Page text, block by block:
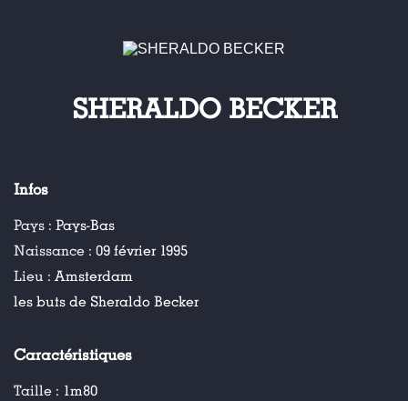
SHERALDO BECKER
Infos
Pays : Pays-Bas
Naissance : 09 février 1995
Lieu : Amsterdam
les buts de Sheraldo Becker
Caractéristiques
Taille : 1m80